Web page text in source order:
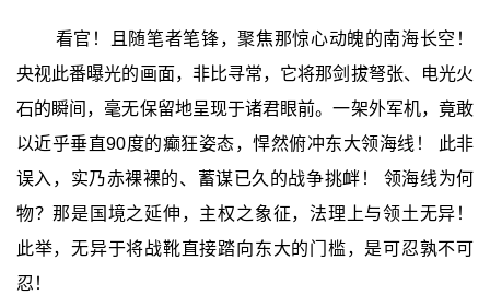
看官！且随笔者笔锋，聚焦那惊心动魄的南海长空！
央视此番曝光的画面，非比寻常，它将那剑拔弩张、电光火
石的瞬间，毫无保留地呈现于诸君眼前。一架外军机，竟敢
以近乎垂直90度的癫狂姿态，悍然俯冲东大领海线！ 此非
误入，实乃赤裸裸的、蓄谋已久的战争挑衅！ 领海线为何
物？那是国境之延伸，主权之象征，法理上与领土无异！
此举，无异于将战靴直接踏向东大的门槛，是可忍孰不可
忍！